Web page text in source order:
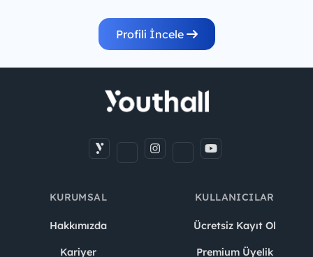
Profili İncele
KURUMSAL
Hakkımızda
Kariyer
KULLANICILAR
Ücretsiz Kayıt Ol
Premium Üyelik